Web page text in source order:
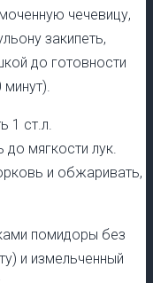
чечевицу,
закипеть,
до готовности
1 ст.л.
мягкости лук.
и обжаривать,
помидоры без
и измельченный